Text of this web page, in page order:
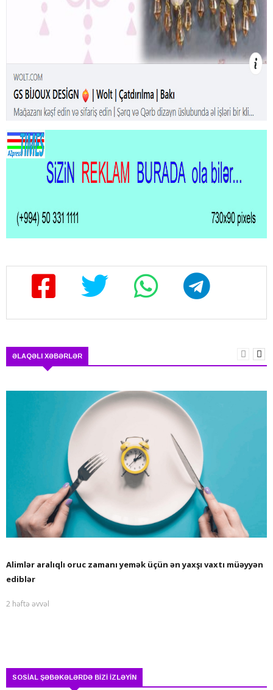
ƏLAQƏLI XƏBƏRLƏR
Alimlər aralıqlı oruc zamanı yemək üçün ən yaxşı vaxtı müəyyən
ediblər
2 həftə əvvəl
SOSİAL ŞƏBƏKƏLƏRDƏ BİZİ İZLƏYİN